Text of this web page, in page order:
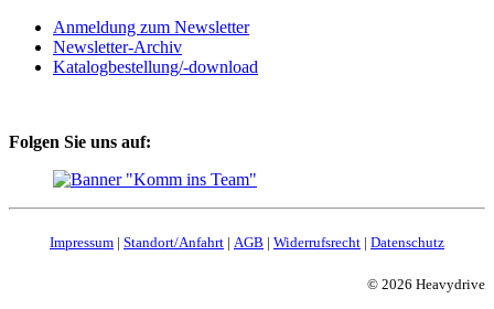
Anmeldung zum Newsletter
Newsletter-Archiv
Katalogbestellung/-download
Folgen Sie uns auf:
Impressum | Standort/Anfahrt | AGB | Widerrufsrecht | Datenschutz
© 2026 Heavydrive